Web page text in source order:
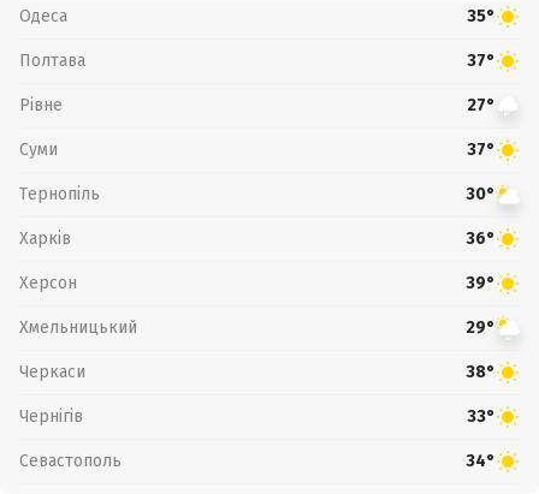
Одеса 35°
Полтава 37°
Рівне 27°
Суми 37°
Тернопіль 30°
Харків 36°
Херсон 39°
Хмельницький 29°
Черкаси 38°
Чернігів 33°
Севастополь 34°